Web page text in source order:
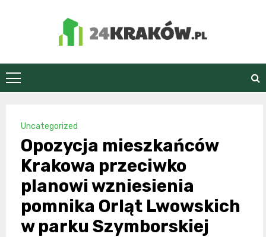
24Kraków.pl
Uncategorized
Opozycja mieszkańców
Krakowa przeciwko
planowi wzniesienia
pomnika Orląt Lwowskich
w parku Szymborskiej